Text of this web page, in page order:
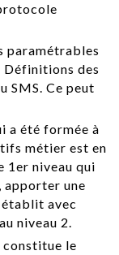
paramétrables
des
SMS. Ce peut
a été formée à
métier est en
1er niveau qui
apporter une
avec
niveau 2.
constitue le